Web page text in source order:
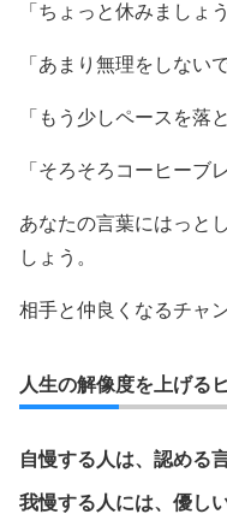
「ちょっと休みましょう
「あまり無理をしない
「もう少しペースを落
「そろそろコーヒーブ
あなたの言葉にはっと
しょう。
相手と仲良くなるチャ
人生の解像度を上げる
自慢する人は、認める
我慢する人には、優し